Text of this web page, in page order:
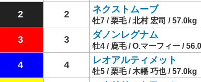
2 2 ネクストムーブ
牡7 / 栗毛 / 北村 宏司 / 57.0kg
3 3 ダノンレグナム
牡4 / 鹿毛 / O.マーフィー /
4 4 レオアルティメット
牡5 / 栗毛 / 木幡 巧也 / 57.0kg